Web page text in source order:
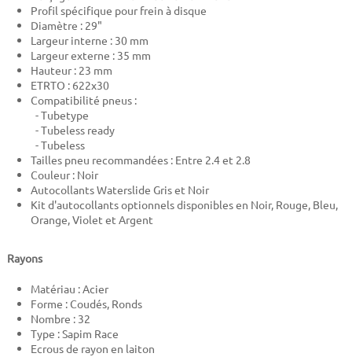
Profil spécifique pour frein à disque
Diamètre : 29"
Largeur interne : 30 mm
Largeur externe : 35 mm
Hauteur : 23 mm
ETRTO : 622x30
Compatibilité pneus :
- Tubetype
- Tubeless ready
- Tubeless
Tailles pneu recommandées : Entre 2.4 et 2.8
Couleur : Noir
Autocollants Waterslide Gris et Noir
Kit d'autocollants optionnels disponibles en Noir, Rouge, Bleu,
Orange, Violet et Argent
Rayons
Matériau : Acier
Forme : Coudés, Ronds
Nombre : 32
Type : Sapim Race
Ecrous de rayon en laiton